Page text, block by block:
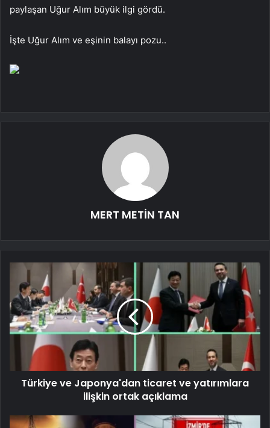
paylaşan Uğur Alım büyük ilgi gördü.
İşte Uğur Alım ve eşinin balayı pozu..
MERT METİN TAN
Türkiye ve Japonya'dan ticaret ve yatırımlara
ilişkin ortak açıklama